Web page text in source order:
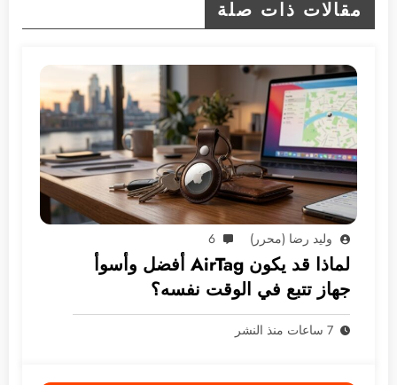
مقالات ذات صلة
وليد رضا (محرر) 6
لماذا قد يكون AirTag أفضل وأسوأ
جهاز تتبع في الوقت نفسه؟
7 ساعات منذ النشر